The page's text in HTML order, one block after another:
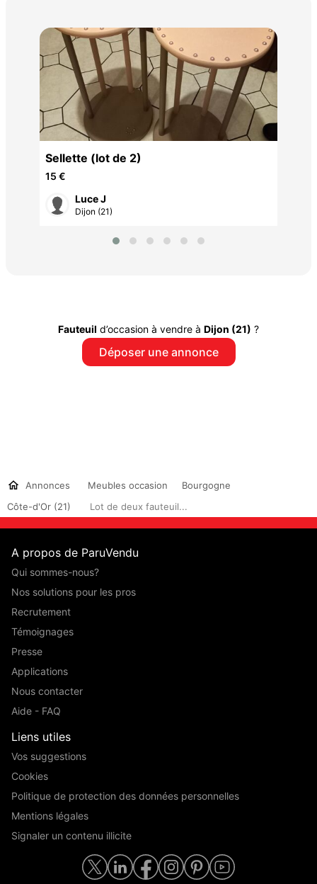
Sellette (lot de 2)
15 €
Luce J
Dijon (21)
Fauteuil d’occasion à vendre à Dijon (21) ?
Déposer une annonce
Annonces Meubles occasion
Bourgogne
Côte-d'Or (21)
Lot de deux fauteuil...
A propos de ParuVendu
Qui sommes-nous?
Nos solutions pour les pros
Recrutement
Témoignages
Presse
Applications
Nous contacter
Aide - FAQ
Liens utiles
Vos suggestions
Cookies
Politique de protection des données personnelles
Mentions légales
Signaler un contenu illicite